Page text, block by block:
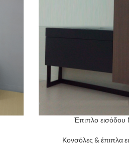
READ MOREΈπιπλο εισόδου
Κονσόλες & έπιπλα